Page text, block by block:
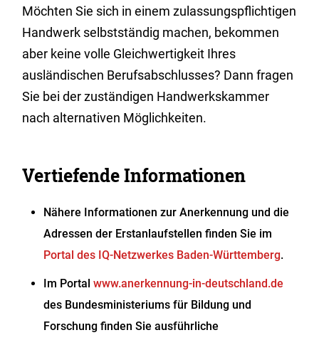
Möchten Sie sich in einem zulassungspflichtigen
Handwerk selbstständig machen, bekommen
aber keine volle Gleichwertigkeit Ihres
ausländischen Berufsabschlusses? Dann fragen
Sie bei der zuständigen Handwerkskammer
nach alternativen Möglichkeiten.
Vertiefende Informationen
Nähere Informationen zur Anerkennung und die
Adressen der Erstanlaufstellen finden Sie im
Portal des IQ-Netzwerkes Baden-Württemberg.
Im Portalwww.anerkennung-in-deutschland.de
des Bundesministeriums für Bildung und
Forschung finden Sie ausführliche